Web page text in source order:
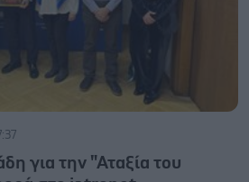
για την "Αταξία του